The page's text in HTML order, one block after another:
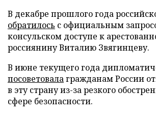
В декабре прошлого года
обратилось с официальным
консульском доступе к
россиянину Виталию Звягинцеву.
В июне текущего года
посоветовалагражданам России
в эту страну из-за резкого
сфере безопасности.